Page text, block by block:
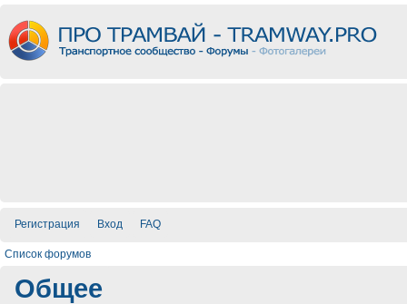
Регистрация Вход FAQ
Список форумов
Общее